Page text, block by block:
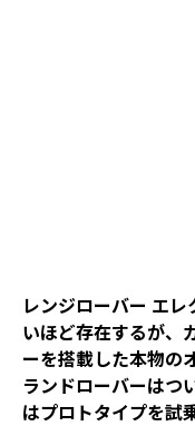
レンジローバー エ
いほど存在するが、
ーを搭載した本物の
ランドローバーはつ
はプロトタイプを試